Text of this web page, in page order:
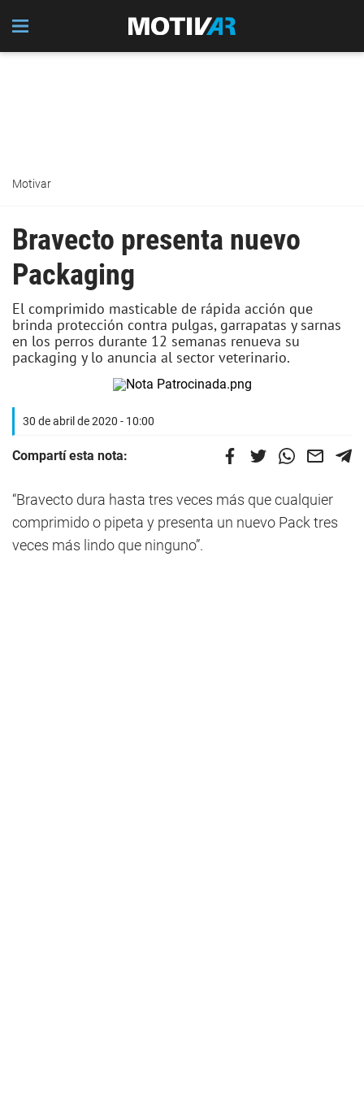
Motivar
Bravecto presenta nuevo
Packaging
El comprimido masticable de rápida acción que
brinda protección contra pulgas, garrapatas y sarnas
en los perros durante 12 semanas renueva su
packaging y lo anuncia al sector veterinario.
30 de abril de 2020 - 10:00
Compartí esta nota:
“Bravecto dura hasta tres veces más que cualquier
comprimido o pipeta y presenta un nuevo Pack tres
veces más lindo que ninguno”.